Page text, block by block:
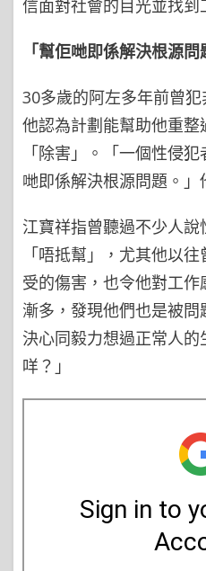
信面對社會的目光並找到
「幫佢哋即係解決根源問
30多歲的阿左多年前曾
他認為計劃能幫助他重
「除害」。「一個性侵
哋即係解決根源問題。」
江寶祥指曾聽過不少人說
「唔抵幫」，尤其他以
受的傷害，也令他對工
漸多，發現他們也是被
決心同毅力想過正常人
咩？」